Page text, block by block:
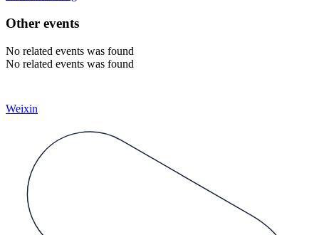
Other events
No related events was found
No related events was found
Weixin